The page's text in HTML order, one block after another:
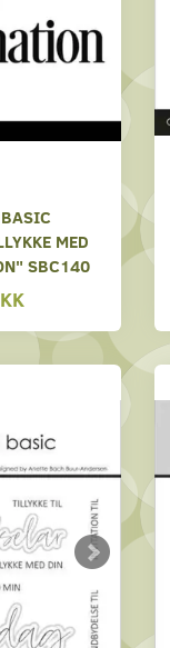
MED
SBC140